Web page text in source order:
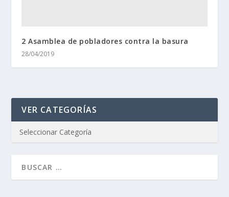
2 Asamblea de pobladores contra la basura
28/04/2019
VER CATEGORÍAS